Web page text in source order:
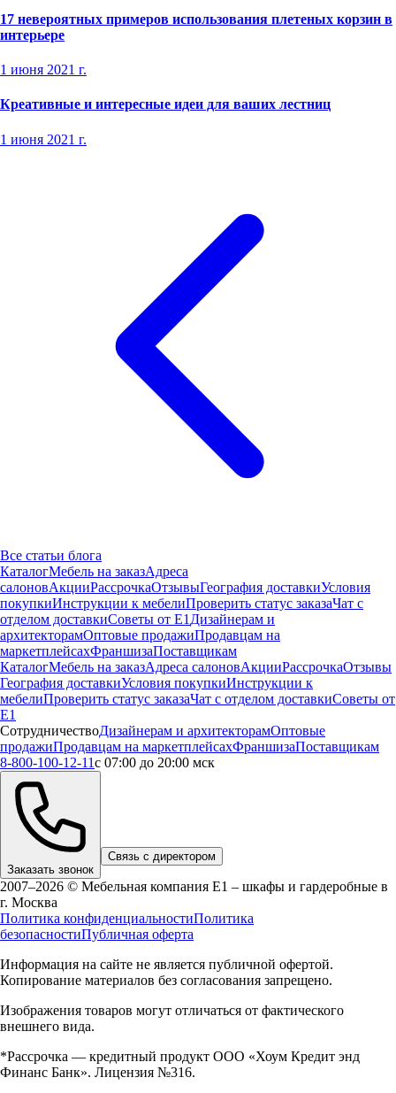
17 невероятных примеров использования плетеных корзин в
интерьере
1 июня 2021 г.
Креативные и интересные идеи для ваших лестниц
1 июня 2021 г.
Все статьи блога
КаталогМебель на заказАдреса
салоновАкцииРассрочкаОтзывыГеография доставкиУсловия
покупкиИнструкции к мебелиПроверить статус заказаЧат с
отделом доставкиСоветы от Е1 Дизайнерам и
архитекторамОптовые продажиПродавцам на
маркетплейсахФраншизаПоставщикам
КаталогМебель на заказАдреса салоновАкцииРассрочкаОтзывы
География доставкиУсловия покупкиИнструкции к
мебелиПроверить статус заказаЧат с отделом доставкиСоветы от
Е1
СотрудничествоДизайнерам и архитекторамОптовые
продажиПродавцам на маркетплейсахФраншизаПоставщикам
8-800-100-12-11с 07:00 до 20:00 мск
Заказать звонок
Связь с директором
2007–2026 © Мебельная компания Е1 – шкафы и гардеробные в
г. Москва
Политика конфиденциальностиПолитика
безопасностиПубличная оферта
Информация на сайте не является публичной офертой.
Копирование материалов без согласования запрещено.
Изображения товаров могут отличаться от фактического
внешнего вида.
*Рассрочка — кредитный продукт ООО «Хоум Кредит энд
Финанс Банк». Лицензия №316.